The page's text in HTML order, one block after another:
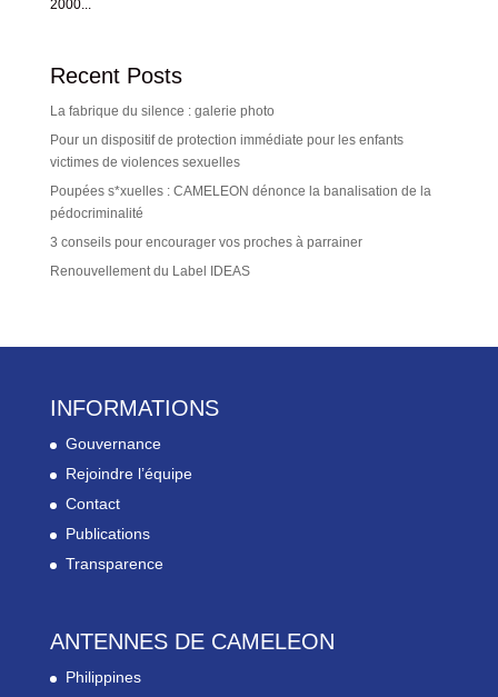
2000...
Recent Posts
La fabrique du silence : galerie photo
Pour un dispositif de protection immédiate pour les enfants
victimes de violences sexuelles
Poupées s*xuelles : CAMELEON dénonce la banalisation de la
pédocriminalité
3 conseils pour encourager vos proches à parrainer
Renouvellement du Label IDEAS
INFORMATIONS
Gouvernance
Rejoindre l’équipe
Contact
Publications
Transparence
ANTENNES DE CAMELEON
Philippines